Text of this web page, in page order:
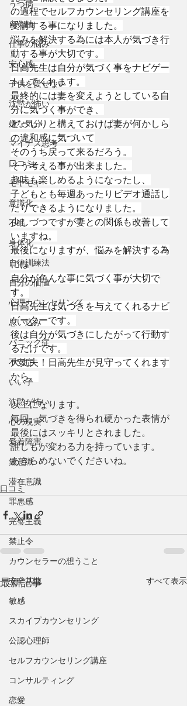
うつ病
自分軸
仕事の悩み
安心感
子供を愛せない
沈黙が怖い
嫌な気分
マイナス思考
口コミ
モヤモヤ
意識化
不眠
身体化
自律訓練法
自分の価値
心理カウンセリング
思い込み
パニック症
不安症
いい子
沈黙が怖い
心の現実
愛着障害
無意識
潜在意識
罪悪感
完璧主義
禁止令
カウンセラーの想うこと
安全基地
敏感
スカイプカウンセリング
公認心理師
セルフカウンセリング講座
コンサルティング
恋愛
の過程でセルフカウンセリング講座を
受講する事になりました。
悩みを解決する為には本人が気づき行
動する事が大切です。
日高先生は自分が気づく事をナビゲー
トしてくれます。
最終的には妻を変えようとしている自
分に気づく事ができ、
どっしりと構えておけば妻が何かしら
の違和感に気づいて
そのうち戻って来るだろう。
そう考える事が出来ました。
趣味も楽しめるようになったし、
子どもとも毎週あったりビデオ通話し
たりできるようになりました。
少しづつですが妻との関係も改善して
いますね。
最後になりますが、悩みを解決する為
には
自分が色んな事に気づく事が大切で
す。
日高先生は気づきを与えてくれるナビ
ゲーターです。
後は自分が気づきにしたがって行動す
るだけです。
大丈夫！日高先生が見守ってくれます
から。
以上になります。
毎回、気づきを得られ硬かった表情が
最後にはスッキリとされました。
誰しもが変わる力を持っています。
あきらめないでくださいね。
口コミ
最新記事 すべて表示